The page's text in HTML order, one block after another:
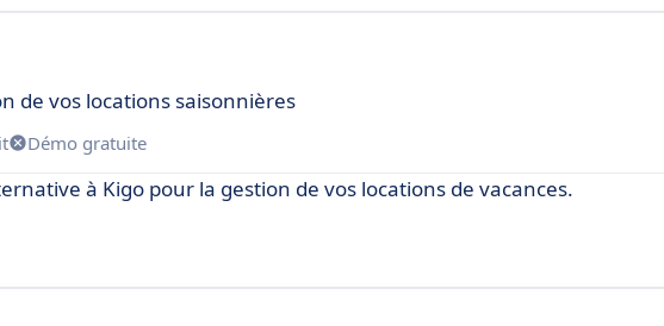
de vos locations saisonnières
Démo gratuite
à Kigo pour la gestion de vos locations de vacances.